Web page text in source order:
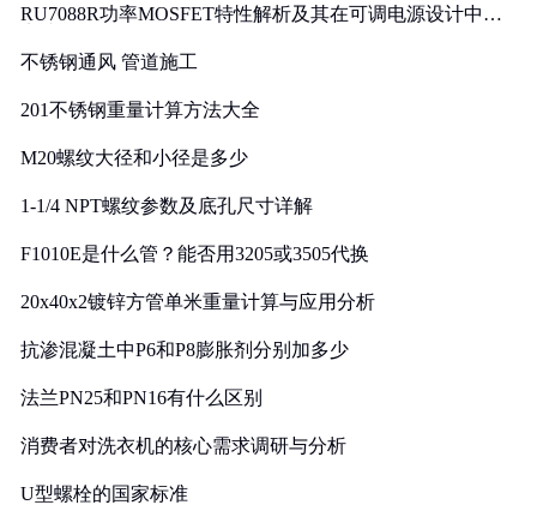
RU7088R功率MOSFET特性解析及其在可调电源设计中的
不锈钢通风 管道施工
201不锈钢重量计算方法大全
M20螺纹大径和小径是多少
1-1/4 NPT螺纹参数及底孔尺寸详解
F1010E是什么管？能否用3205或3505代换
20x40x2镀锌方管单米重量计算与应用分析
抗渗混凝土中P6和P8膨胀剂分别加多少
法兰PN25和PN16有什么区别
消费者对洗衣机的核心需求调研与分析
U型螺栓的国家标准